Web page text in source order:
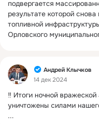
подвергается
результате которой
топливной
Орловского
Фид
Андрей Клычков
14 дек 2024
‼️ Итоги ночной
уничтожены силами
...